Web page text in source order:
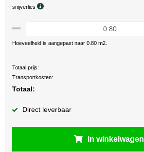
snijverlies
Hoeveelheid is aangepast naar 0.80 m2.
Totaal prijs:
Transportkosten:
Totaal:
Direct leverbaar
In winkelwagen